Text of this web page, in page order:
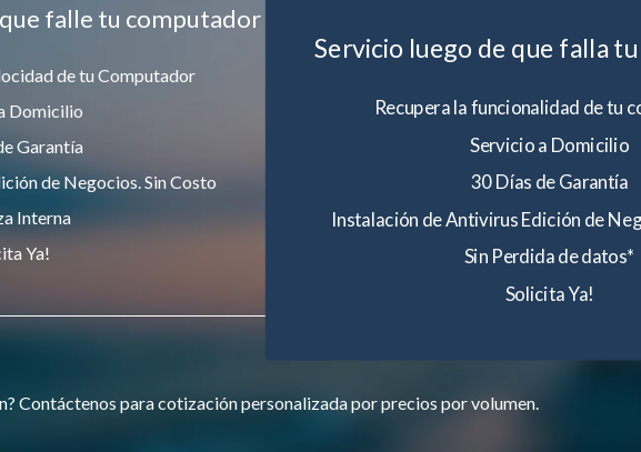
falle tu computador
de tu Computador
Domicilio
Garantía
de Negocios. Sin Costo
Interna
Ya!
Servicio luego de que falla
Recupera la funcionalidad de tu
Servicio a Domicilio
30 Días de Garantía
Instalación de Antivirus Edición de
Sin Perdida de datos*
Solicita Ya!
Contáctenos para cotización personalizada por precios por volumen.